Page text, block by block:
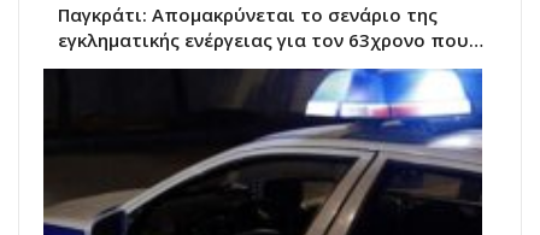
Παγκράτι: Απομακρύνεται το σενάριο της
εγκληματικής ενέργειας για τον 63χρονο που…